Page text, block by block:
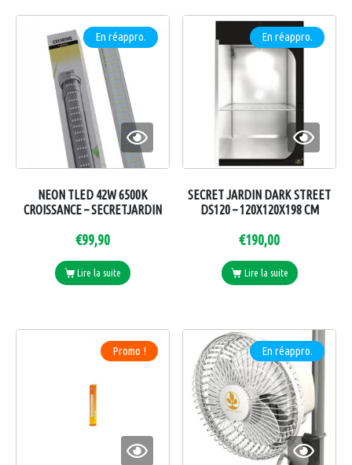
En réappro.
NEON TLED 42W 6500K
CROISSANCE – SECRETJARDIN
€99,90
Lire la suite
En réappro.
SECRET JARDIN DARK STREET
DS120 – 120X120X198 CM
€190,00
Lire la suite
Promo ! En réappro.